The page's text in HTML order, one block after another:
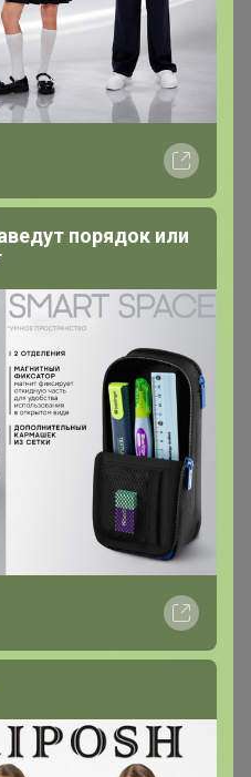
сказать когда именно.
этот момент
появления размеров
Нет, этот товар
порядок или